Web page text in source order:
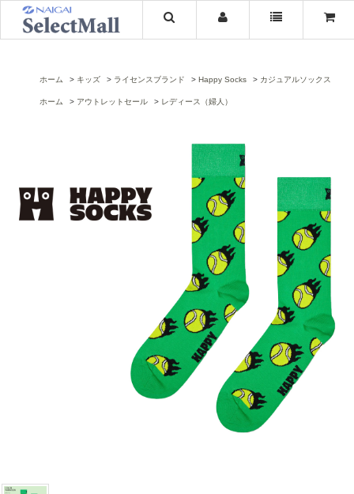
ホーム キッズ ライセンスブランド Happy Socks カジュアルソックス
ホーム アウトレットセール レディース（婦人）